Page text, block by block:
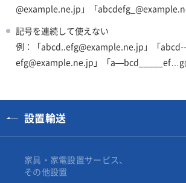
@example.ne.jp」「
記号を連続して使えない
例：「abcd..efg@example.ne.jp」「
efg@example.ne.jp」「
設置輸送
家具・家電設置サービス、
その他設置